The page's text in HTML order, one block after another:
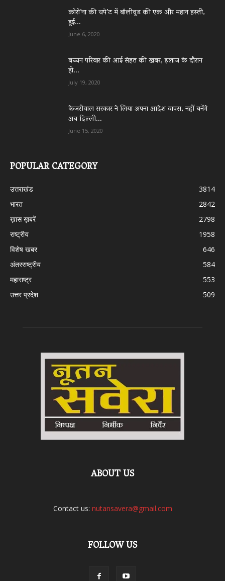
कोरो’ना की चपे’ट में बॉलीवुड की एक और महान हस्ती,
हुई...
June 6, 2020
बच्चन परिवार की आई सेहत की खबर, इलाज के दौरान
हो...
July 19, 2020
केजरीवाल सरकार ने लिया अपना आदेश वापस, नहीं बनेंगे
अब दिल्ली...
June 15, 2020
POPULAR CATEGORY
उत्तराखंड
3814
भारत
2842
ख़ास ख़बरें
2798
राष्ट्रीय
1958
विशेष खबर
646
अंतरराष्ट्रीय
584
महाराष्ट्र
553
उत्तर प्रदेश
509
ABOUT US
Contact us: nutansavera@gmail.com
FOLLOW US